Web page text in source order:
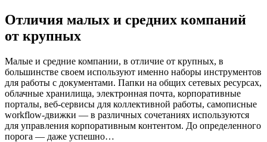
Отличия малых и средних компаний
от крупных
Малые и средние компании, в отличие от крупных, в
большинстве своем используют именно наборы инструментов
для работы с документами. Папки на общих сетевых ресурсах,
облачные хранилища, электронная почта, корпоративные
порталы, веб-сервисы для коллективной работы, самописные
workflow-движки — в различных сочетаниях используются
для управления корпоративным контентом. До определенного
порога — даже успешно…